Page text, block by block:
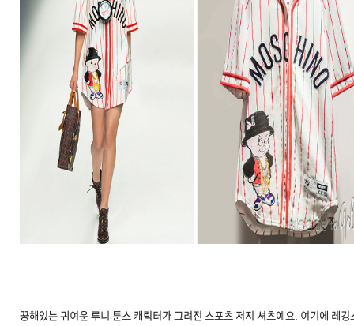
꿍해있는 귀여운 루니 툰스 캐릭터가 그려진 스포츠 저지 셔츠예요. 여기에 레깅